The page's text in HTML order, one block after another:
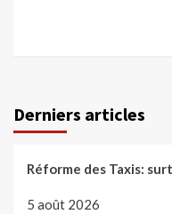
Derniers articles
Réforme des Taxis:
5 août 2026